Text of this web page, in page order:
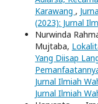
Karawang ,
(2023): Jurnal
Nurwinda
Mujtaba,
Yang Diisap
Jurnal Ilmiah
Jurnal Ilmiah